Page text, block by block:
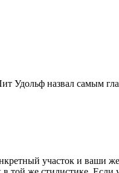
Удольф назвал самым
участок и